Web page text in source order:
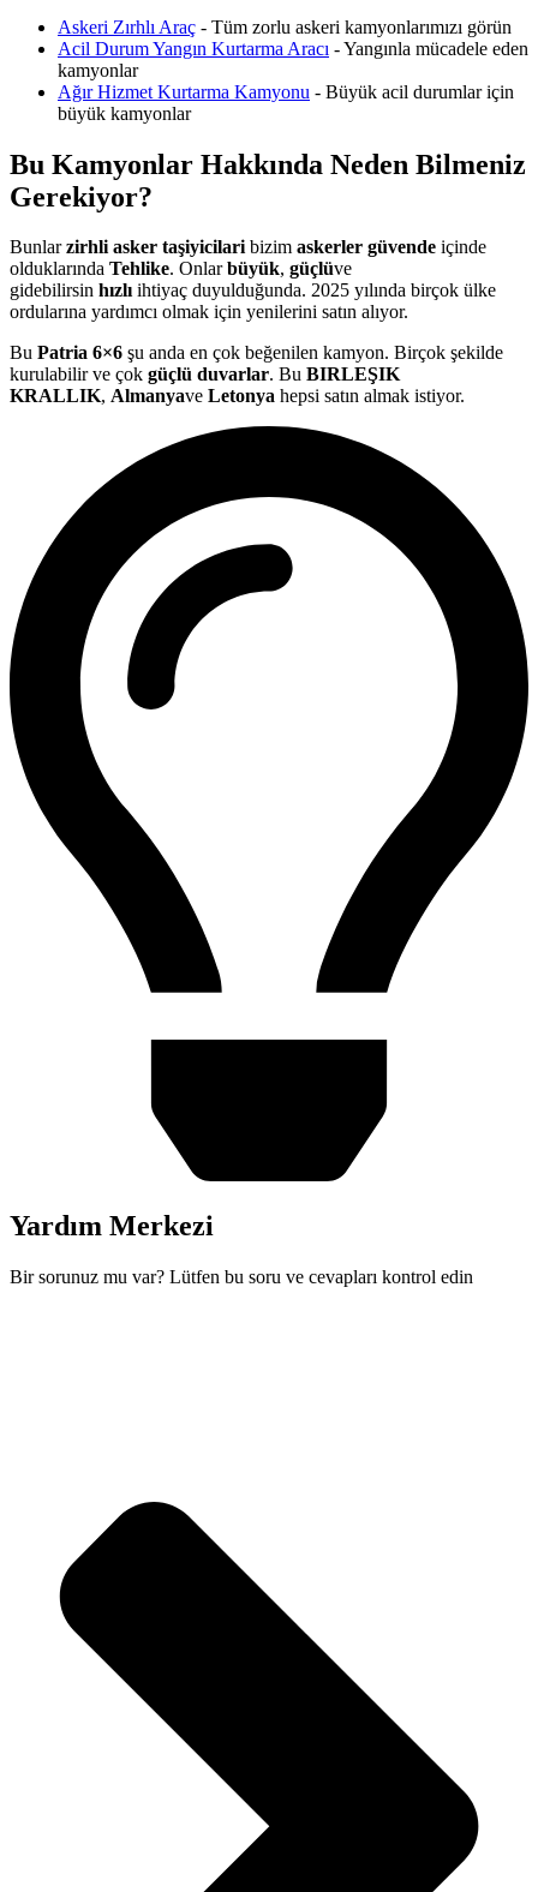
Askeri Zırhlı Araç - Tüm zorlu askeri kamyonlarımızı görün
Acil Durum Yangın Kurtarma Aracı - Yangınla mücadele eden
kamyonlar
Ağır Hizmet Kurtarma Kamyonu - Büyük acil durumlar için
büyük kamyonlar
Bu Kamyonlar Hakkında Neden Bilmeniz
Gerekiyor?
Bunlarzirhli asker taşiyicilaribizim askerler güvende içinde
olduklarında Tehlike. Onlarbüyük, güçlüve
gidebilirsin hızlıihtiyaç duyulduğunda. 2025 yılında birçok ülke
ordularına yardımcı olmak için yenilerini satın alıyor.
Bu Patria 6×6 şu anda en çok beğenilen kamyon. Birçok şekilde
kurulabilir ve çok güçlü duvarlar. Bu BIRLEŞIK
KRALLIK, Almanyave Letonya hepsi satın almak istiyor.
Yardım Merkezi
Bir sorunuz mu var? Lütfen bu soru ve cevapları kontrol edin